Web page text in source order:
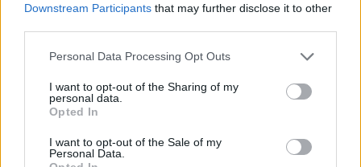
Downstream Participants that may further disclose it to other
Personal Data Processing Opt Outs
I want to opt-out of the Sharing of my
personal data.
Opted In
I want to opt-out of the Sale of my
Personal Data.
allerede solgt, fortæller han, mens han viser sin
have frem.
squash.
- Dem kommer der mange af. De vokser godt. Min
have ligger, hvor der har ligget en mødding, så
06. august 2026 kl. 08.00
færre unge der vælger busser og tog til, udfordrer
Nordjyllands Trafikselskab.